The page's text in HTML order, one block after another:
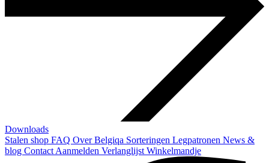
Downloads
Stalen shop FAQ Over Belgiqa Sorteringen Legpatronen News &
blog Contact Aanmelden Verlanglijst Winkelmandje